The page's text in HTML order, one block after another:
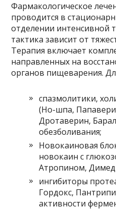
Фармакологическое
проводится в
отделении интенсивной
тактика зависит от
Терапия включает
направленных на
органов пищеварения.
спазмолитики,
(Но-шпа,
Дротаверин,
обезболивания;
Новокаиновая
новокаин с
Атропином,
ингибиторы
Гордокс,
активности